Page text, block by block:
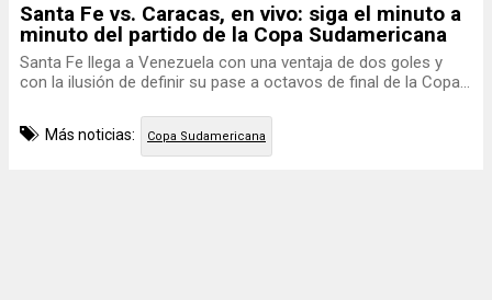
Santa Fe vs. Caracas, en vivo: siga el minuto a
minuto del partido de la Copa Sudamericana
Santa Fe llega a Venezuela con una ventaja de dos goles y
con la ilusión de definir su pase a octavos de final de la Copa...
Más noticias: Copa Sudamericana